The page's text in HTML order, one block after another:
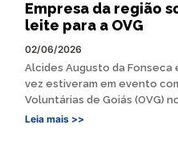
Empresa da região
leite para a OVG
02/06/2026
Alcides Augusto da Fonseca
vez estiveram em evento
Voluntárias de Goiás (OVG)
Leia mais >>